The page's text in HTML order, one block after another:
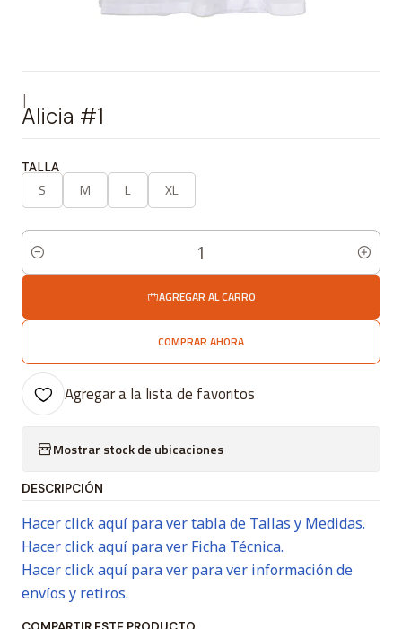
|
Alicia #1
TALLA
S M L XL
Cantidad
AGREGAR AL CARRO
COMPRAR AHORA
Agregar a la lista de favoritos
Mostrar stock de ubicaciones
DESCRIPCIÓN
Hacer click aquí para ver tabla de Tallas y Medidas.
Hacer click aquí para ver Ficha Técnica.
Hacer click aquí para ver para ver información de
envíos y retiros.